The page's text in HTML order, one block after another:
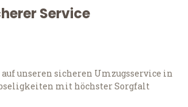
Service
unseren sicheren Umzugsservice in
mit höchster Sorgfalt